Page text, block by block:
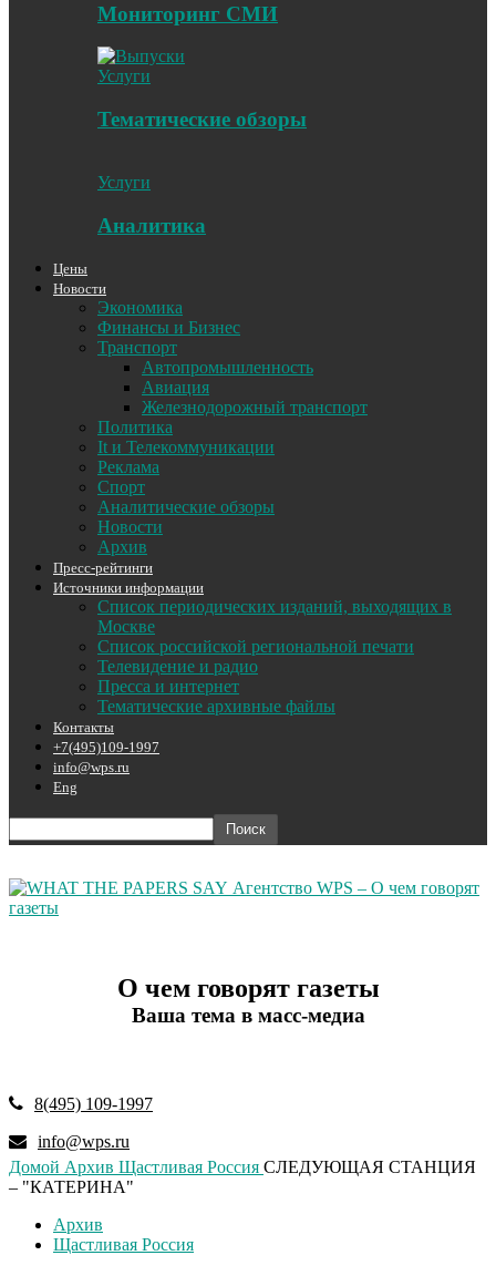
Мониторинг СМИ
Услуги
Тематические обзоры
Услуги
Аналитика
Цены
Новости
Экономика
Финансы и Бизнес
Транспорт
Автопромышленность
Авиация
Железнодорожный транспорт
Политика
It и Телекоммуникации
Реклама
Спорт
Аналитические обзоры
Новости
Архив
Пресс-рейтинги
Источники информации
Список периодических изданий, выходящих в
Москве
Список российской региональной печати
Телевидение и радио
Пресса и интернет
Тематические архивные файлы
Контакты
+7(495)109-1997
info@wps.ru
Eng
Агентство WPS – О чем говорят
газеты
О чем говорят газеты
Ваша тема в масс-медиа
8(495) 109-1997
info@wps.ru
Домой Архив Щастливая Россия СЛЕДУЮЩАЯ СТАНЦИЯ
– "КАТЕРИНА"
Архив
Щастливая Россия